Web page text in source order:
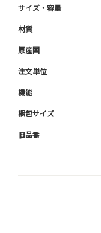
サイズ・容量
材質
原産国
注文単位
機能
梱包サイズ
旧品番